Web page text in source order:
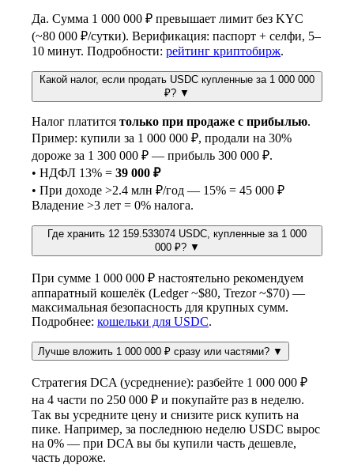
Да. Сумма 1 000 000 ₽ превышает лимит без KYC
(~80 000 ₽/сутки). Верификация: паспорт + селфи, 5–
10 минут. Подробности: рейтинг криптобирж.
Какой налог, если продать USDC купленные за 1 000 000
₽? ▼
Налог платится только при продаже с прибылью.
Пример: купили за 1 000 000 ₽, продали на 30%
дороже за 1 300 000 ₽ — прибыль 300 000 ₽.
• НДФЛ 13% = 39 000 ₽
• При доходе >2.4 млн ₽/год — 15% = 45 000 ₽
Владение >3 лет = 0% налога.
Где хранить 12 159.533074 USDC, купленные за 1 000
000 ₽? ▼
При сумме 1 000 000 ₽ настоятельно рекомендуем
аппаратный кошелёк (Ledger ~$80, Trezor ~$70) —
максимальная безопасность для крупных сумм.
Подробнее: кошельки для USDC.
Лучше вложить 1 000 000 ₽ сразу или частями? ▼
Стратегия DCA (усреднение): разбейте 1 000 000 ₽
на 4 части по 250 000 ₽ и покупайте раз в неделю.
Так вы усредните цену и снизите риск купить на
пике. Например, за последнюю неделю USDC вырос
на 0% — при DCA вы бы купили часть дешевле,
часть дороже.